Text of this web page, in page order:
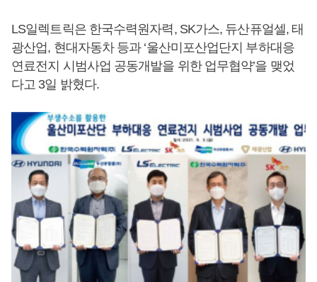
LS일렉트릭은 한국수력원자력, SK가스, 듀산퓨얼셀, 태
광산업, 현대자동차 등과 ‘울산미포산업단지 부하대응
연료전지 시범사업 공동개발을 위한 업무협약’을 맺었
다고 3일 밝혔다.